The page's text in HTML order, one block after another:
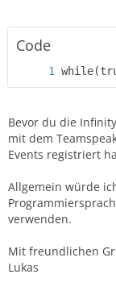
Code
Bevor du die
mit dem
Events registriert
Allgemein würde
verwenden.
Mit freundlichen
Lukas